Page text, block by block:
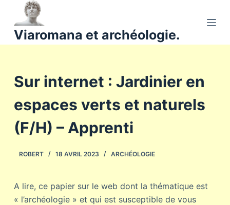
a
u
o
n
u
Viaromana et archéologie.
Sur internet : Jardinier en
espaces verts et naturels
(F/H) – Apprenti
ROBERT 18 AVRIL 2023 ARCHÉOLOGIE
A lire, ce papier sur le web dont la thématique est
« l’archéologie » et qui est susceptible de vous